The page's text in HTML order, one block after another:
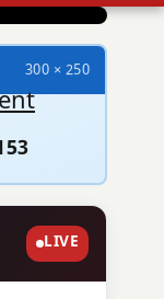
300 × 250
LIVE